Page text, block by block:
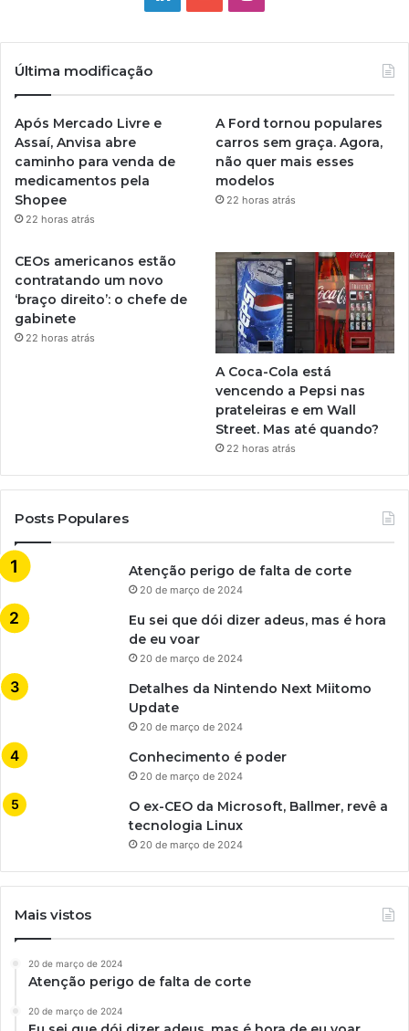
Última modificação
Após Mercado Livre e
Assaí, Anvisa abre
caminho para venda de
medicamentos pela
Shopee
22 horas atrás
A Ford tornou populares
carros sem graça. Agora,
não quer mais esses
modelos
22 horas atrás
CEOs americanos estão
contratando um novo
‘braço direito’: o chefe de
gabinete
22 horas atrás
A Coca-Cola está
vencendo a Pepsi nas
prateleiras e em Wall
Street. Mas até quando?
22 horas atrás
Posts Populares
Atenção perigo de falta de corte
20 de março de 2024
Eu sei que dói dizer adeus, mas é hora
de eu voar
20 de março de 2024
Detalhes da Nintendo Next Miitomo
Update
20 de março de 2024
Conhecimento é poder
20 de março de 2024
O ex-CEO da Microsoft, Ballmer, revê a
tecnologia Linux
20 de março de 2024
Mais vistos
20 de março de 2024
Atenção perigo de falta de corte
20 de março de 2024